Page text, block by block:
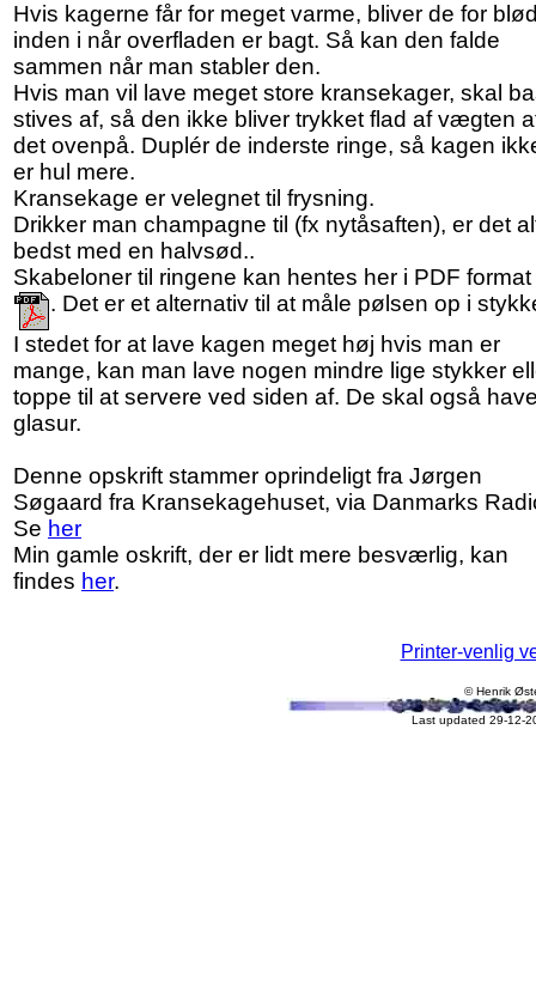
Hvis kagerne får for meget varme, bliver de for
inden i når overfladen er bagt. Så kan den falde
sammen når man stabler den.
Hvis man vil lave meget store kransekager, skal
stives af, så den ikke bliver trykket flad af vægten
det ovenpå. Duplér de inderste ringe, så kagen
er hul mere.
Kransekage er velegnet til frysning.
Drikker man champagne til (fx nytåsaften), er det
bedst med en halvsød..
Skabeloner til ringene kan hentes her i PDF format
. Det er et alternativ til at måle pølsen op i
I stedet for at lave kagen meget høj hvis man er
mange, kan man lave nogen mindre lige stykker
toppe til at servere ved siden af. De skal også
glasur.
Denne opskrift stammer oprindeligt fra Jørgen
Søgaard fra Kransekagehuset, via Danmarks
Se her
Min gamle oskrift, der er lidt mere besværlig, kan
findes her.
Printer-venlig
© Henrik
Last updated 29-12-